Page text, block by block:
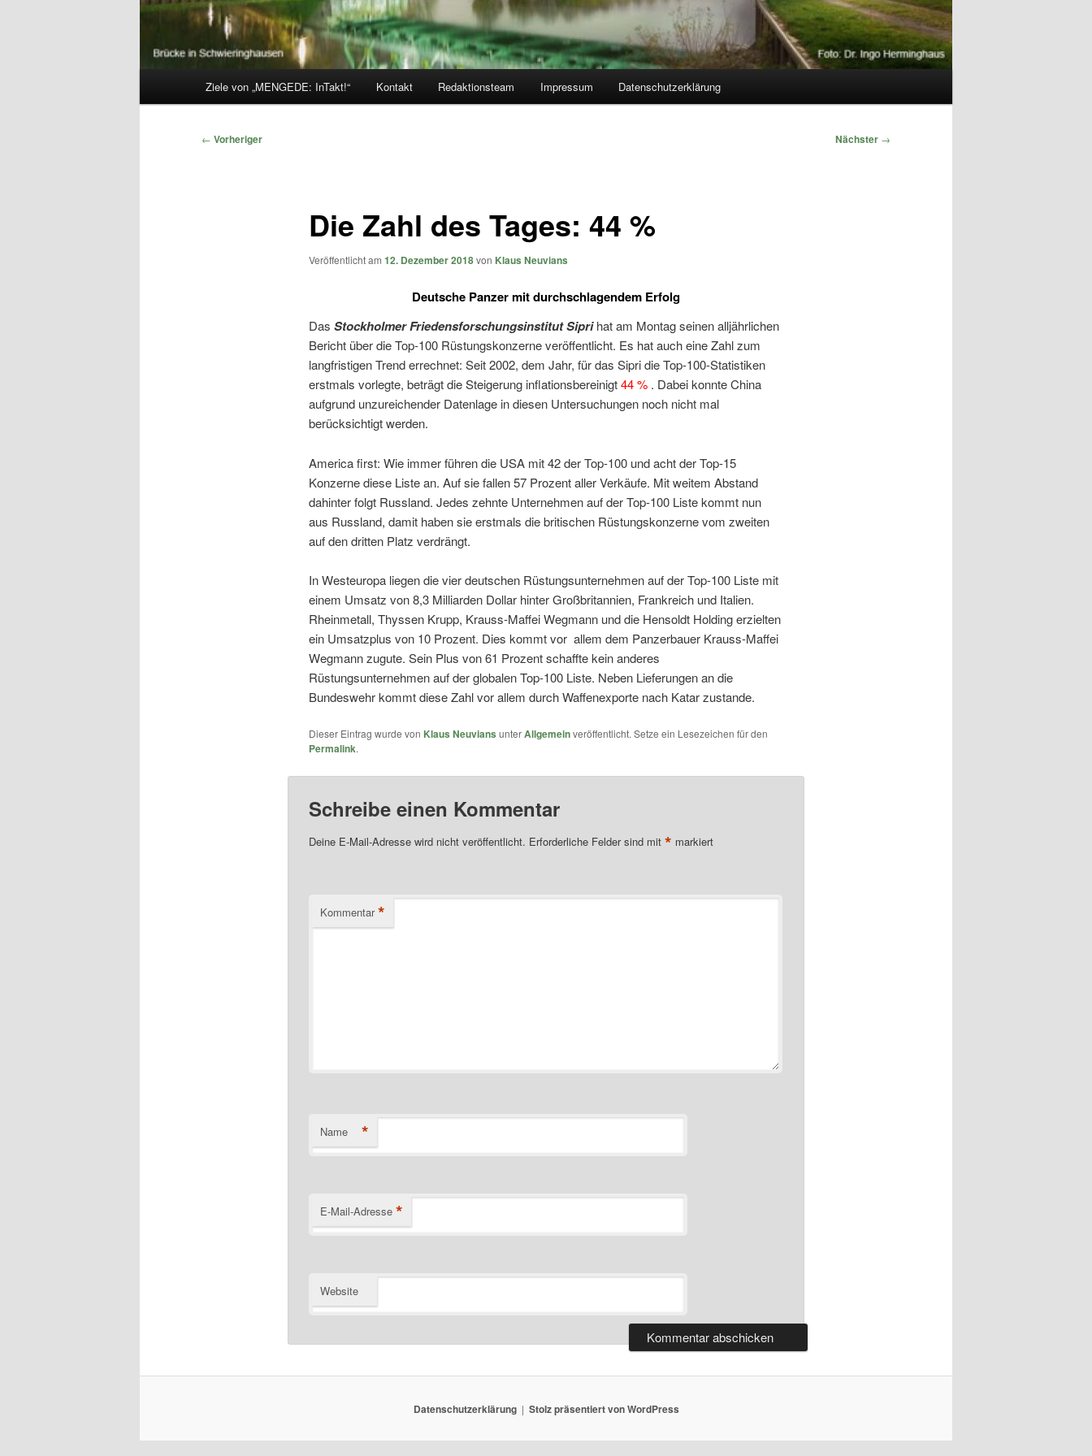
Ziele von „MENGEDE: InTakt!“ Kontakt Redaktionsteam Impressum Datenschutzerklärung
Beitragsnavigation
← Vorheriger Nächster →
Die Zahl des Tages: 44 %
Veröffentlicht am 12. Dezember 2018von Klaus Neuvians
Deutsche Panzer mit durchschlagendem Erfolg
Das Stockholmer Friedensforschungsinstitut Siprihat am Montag seinen alljährlichen
Bericht über die Top-100 Rüstungskonzerne veröffentlicht. Es hat auch eine Zahl zum
langfristigen Trend errechnet: Seit 2002, dem Jahr, für das Sipri die Top-100-Statistiken
erstmals vorlegte, beträgt die Steigerung inflationsbereinigt44 % . Dabei konnte China
aufgrund unzureichender Datenlage in diesen Untersuchungen noch nicht mal
berücksichtigt werden.
America first: Wie immer führen die USA mit 42 der Top-100 und acht der Top-15
Konzerne diese Liste an. Auf sie fallen 57 Prozent aller Verkäufe. Mit weitem Abstand
dahinter folgt Russland. Jedes zehnte Unternehmen auf der Top-100 Liste kommt nun
aus Russland, damit haben sie erstmals die britischen Rüstungskonzerne vom zweiten
auf den dritten Platz verdrängt.
In Westeuropa liegen die vier deutschen Rüstungsunternehmen auf der Top-100 Liste mit
einem Umsatz von 8,3 Milliarden Dollar hinter Großbritannien, Frankreich und Italien.
Rheinmetall, Thyssen Krupp, Krauss-Maffei Wegmann und die Hensoldt Holding erzielten
ein Umsatzplus von 10 Prozent. Dies kommt vor allem dem Panzerbauer Krauss-Maffei
Wegmann zugute. Sein Plus von 61 Prozent schaffte kein anderes
Rüstungsunternehmen auf der globalen Top-100 Liste. Neben Lieferungen an die
Bundeswehr kommt diese Zahl vor allem durch Waffenexporte nach Katar zustande.
Dieser Eintrag wurde von Klaus Neuvians unterAllgemeinveröffentlicht. Setze ein Lesezeichen für den
Permalink.
Schreibe einen Kommentar
Deine E-Mail-Adresse wird nicht veröffentlicht. Erforderliche Felder sind mit * markiert
Kommentar *
Name *
E-Mail-Adresse *
Website
Datenschutzerklärung Stolz präsentiert von WordPress